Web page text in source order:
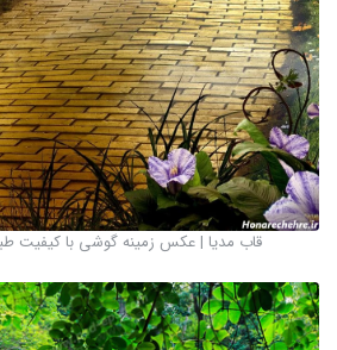
قاب مدیا | عکس زمینه گوشی با کیفیت